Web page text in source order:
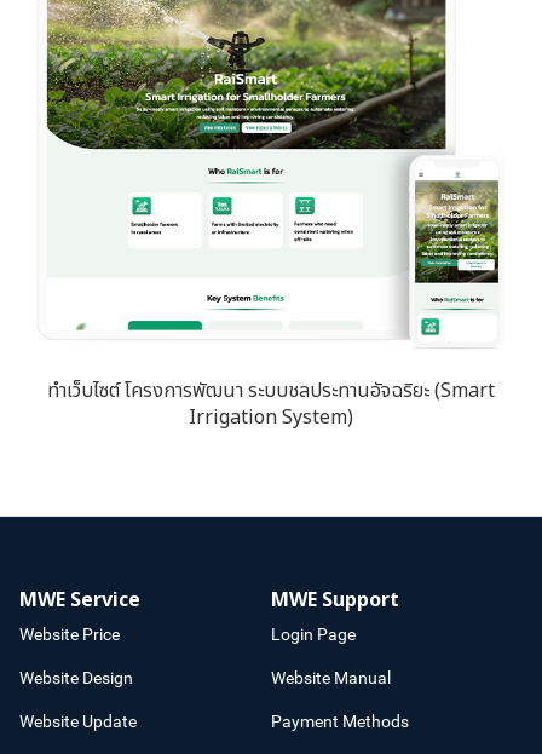
ทำเว็บไซต์ โครงการพัฒนา ระบบชลประทานอัจฉริยะ (Smart
Irrigation System)
MWE Service
Website Price
Website Design
Website Update
MWE Support
Login Page
Website Manual
Payment Methods